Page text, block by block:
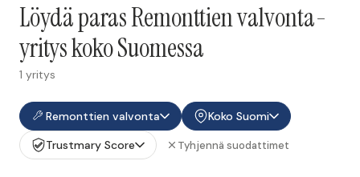
Löydä paras Remonttien valvonta-
yritys koko Suomessa
1 yritys
Remonttien valvonta
Koko Suomi
Trustmary Score
Tyhjennä suodattimet